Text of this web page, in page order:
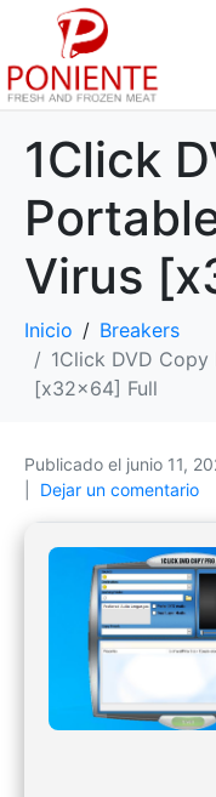
1Click
Virus
Inicio
Breakers
1Click DVD
[x32x64] Full
Publicado el junio 11,
Dejar un comentario